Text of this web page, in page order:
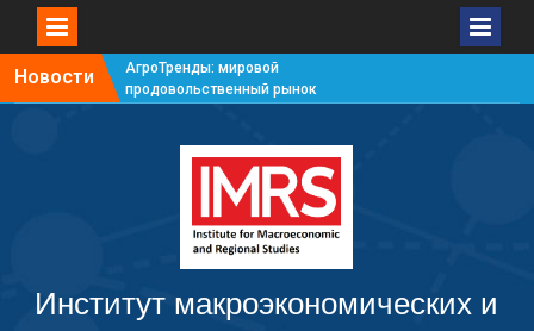
Новости
АгроТренды: мировой
продовольственный рынок
продовольственный рынок
АгроТренды: мировой
продовольственный рынок
АгроТренды: мировой
#4
Институт макроэкономических и